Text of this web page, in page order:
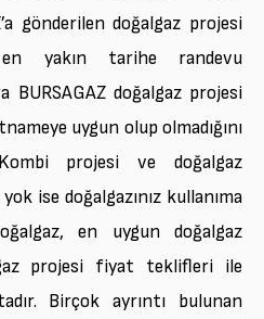
gönderilen doğalgaz projesi
en yakın tarihe randevu
BURSAGAZ doğalgaz projesi
uygun olup olmadığını
projesi ve doğalgaz
ise doğalgazınız kullanıma
en uygun doğalgaz
projesi fiyat teklifleri ile
Birçok ayrıntı bulunan